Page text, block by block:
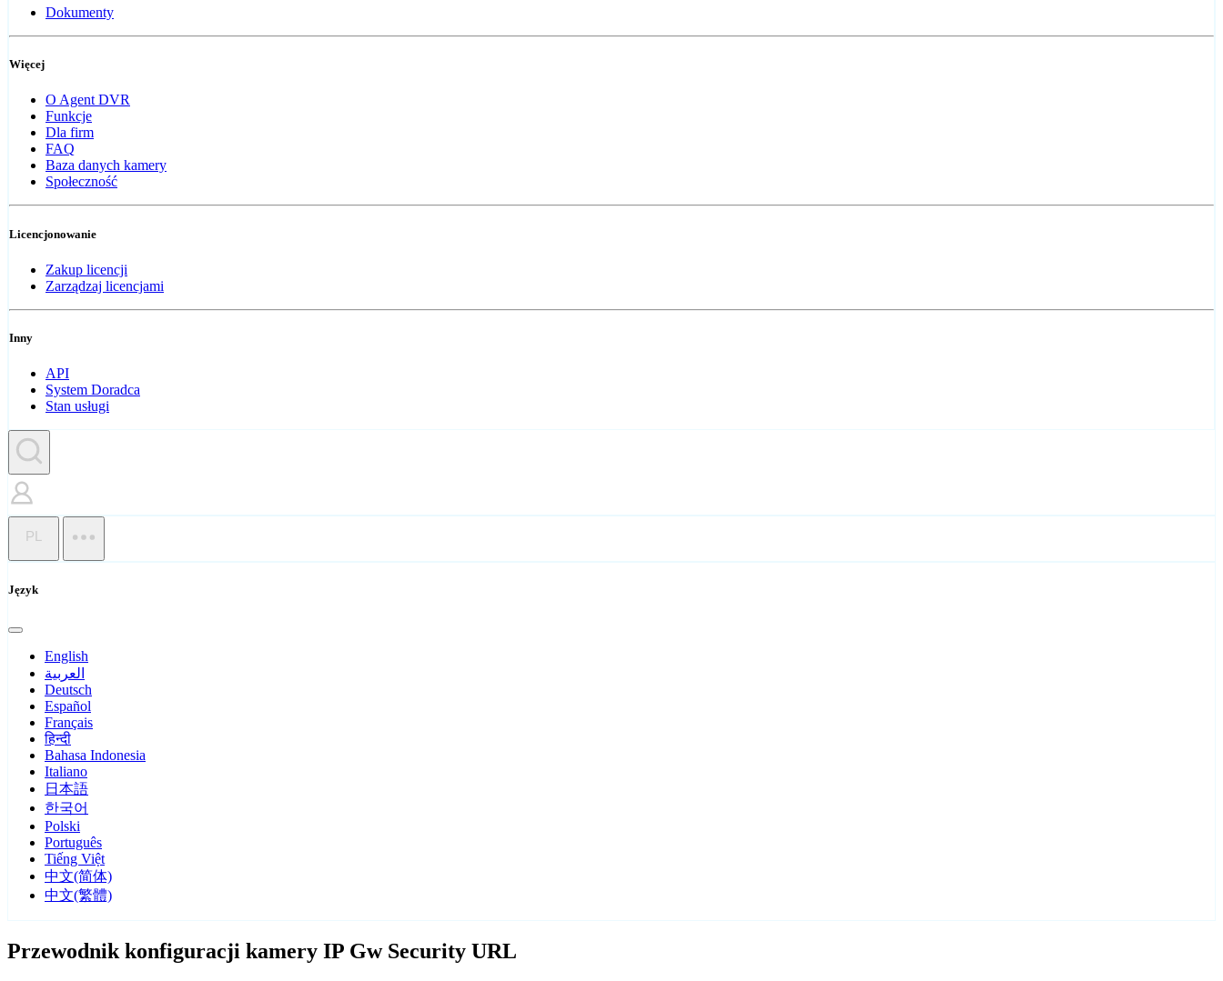
Dokumenty
Więcej
O Agent DVR
Funkcje
Dla firm
FAQ
Baza danych kamery
Społeczność
Licencjonowanie
Zakup licencji
Zarządzaj licencjami
Inny
API
System Doradca
Stan usługi
PL
Język
English
العربية
Deutsch
Español
Français
हिन्दी
Bahasa Indonesia
Italiano
日本語
한국어
Polski
Português
Tiếng Việt
中文(简体)
中文(繁體)
Przewodnik konfiguracji kamery IP Gw Security URL